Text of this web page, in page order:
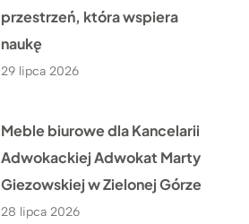
przestrzeń, która wspiera
naukę
29 lipca 2026
Meble biurowe dla Kancelarii
Adwokackiej Adwokat Marty
Giezowskiej w Zielonej Górze
28 lipca 2026